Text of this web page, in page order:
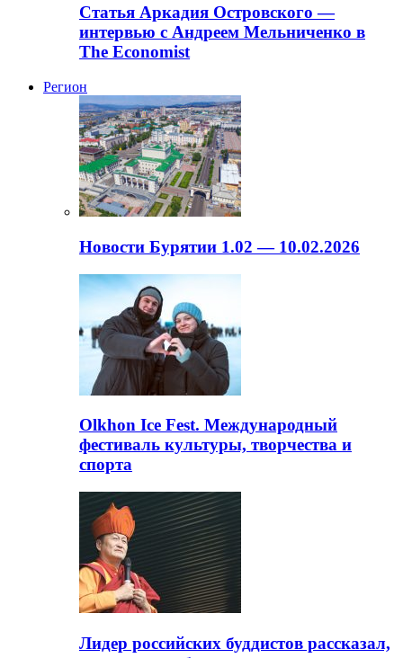
Статья Аркадия Островского —
интервью с Андреем Мельниченко в
The Economist
Регион
Новости Бурятии 1.02 — 10.02.2026
Olkhon Ice Fest. Международный
фестиваль культуры, творчества и
спорта
Лидер российских буддистов рассказал,